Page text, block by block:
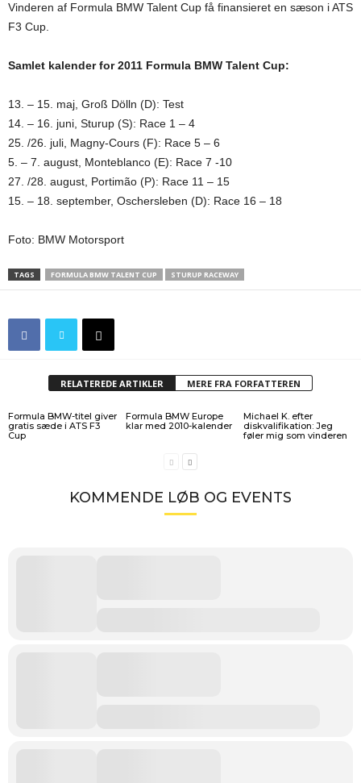
Vinderen af Formula BMW Talent Cup få finansieret en sæson i ATS
F3 Cup.
Samlet kalender for 2011 Formula BMW Talent Cup:
13. – 15. maj, Groß Dölln (D): Test
14. – 16. juni, Sturup (S): Race 1 – 4
25. /26. juli, Magny-Cours (F): Race 5 – 6
5. – 7. august, Monteblanco (E): Race 7 -10
27. /28. august, Portimão (P): Race 11 – 15
15. – 18. september, Oschersleben (D): Race 16 – 18
Foto: BMW Motorsport
TAGS FORMULA BMW TALENT CUP STURUP RACEWAY
RELATEREDE ARTIKLER MERE FRA FORFATTEREN
Formula BMW-titel giver
gratis sæde i ATS F3
Cup
Formula BMW Europe
klar med 2010-kalender
Michael K. efter
diskvalifikation: Jeg
føler mig som vinderen
KOMMENDE LØB OG EVENTS